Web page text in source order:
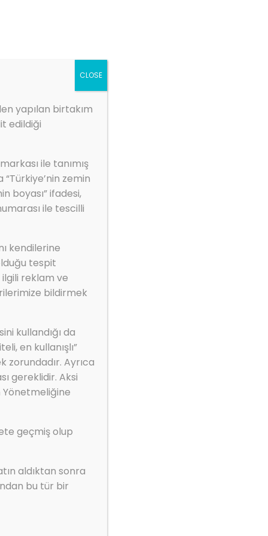
Kurumsal
maksimize edilmiş su izolasyonu
UV. Ve Yoğun
Izolasyonu
kimyasallara
yapılan birtakım
edildiği
ile tanımış
“Türkiye’nin zemin
boyası” ifadesi,
ile tescilli
kendilerine
tespit
ilgili reklam ve
bildirmek
kullandığı da
en kullanışlı”
zorundadır. Ayrıca
gereklidir. Aksi
Yönetmeliğine
geçmiş olup
aldıktan sonra
bu tür bir
CLOSE